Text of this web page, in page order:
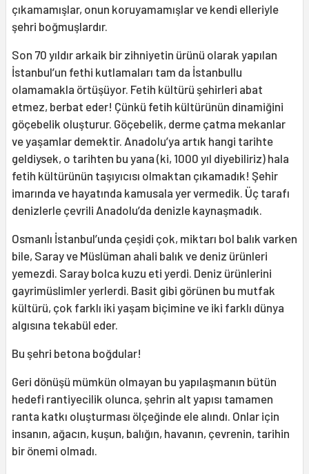
çıkamamışlar, onun koruyamamışlar ve kendi elleriyle
şehri boğmuşlardır.
Son 70 yıldır arkaik bir zihniyetin ürünü olarak yapılan
İstanbul’un fethi kutlamaları tam da İstanbullu
olamamakla örtüşüyor. Fetih kültürü şehirleri abat
etmez, berbat eder! Çünkü fetih kültürünün dinamiğini
göçebelik oluşturur. Göçebelik, derme çatma mekanlar
ve yaşamlar demektir. Anadolu’ya artık hangi tarihte
geldiysek, o tarihten bu yana (ki, 1000 yıl diyebiliriz) hala
fetih kültürünün taşıyıcısı olmaktan çıkamadık! Şehir
imarında ve hayatında kamusala yer vermedik. Üç tarafı
denizlerle çevrili Anadolu’da denizle kaynaşmadık.
Osmanlı İstanbul’unda çeşidi çok, miktarı bol balık varken
bile, Saray ve Müslüman ahali balık ve deniz ürünleri
yemezdi. Saray bolca kuzu eti yerdi. Deniz ürünlerini
gayrimüslimler yerlerdi. Basit gibi görünen bu mutfak
kültürü, çok farklı iki yaşam biçimine ve iki farklı dünya
algısına tekabül eder.
Bu şehri betona boğdular!
Geri dönüşü mümkün olmayan bu yapılaşmanın bütün
hedefi rantiyecilik olunca, şehrin alt yapısı tamamen
ranta katkı oluşturması ölçeğinde ele alındı. Onlar için
insanın, ağacın, kuşun, balığın, havanın, çevrenin, tarihin
bir önemi olmadı.